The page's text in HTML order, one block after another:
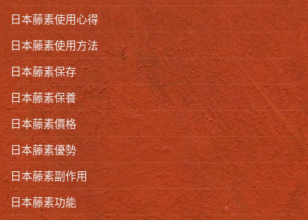
日本藤素使用心得
日本藤素使用方法
日本藤素保存
日本藤素保養
日本藤素價格
日本藤素優勢
日本藤素副作用
日本藤素功能